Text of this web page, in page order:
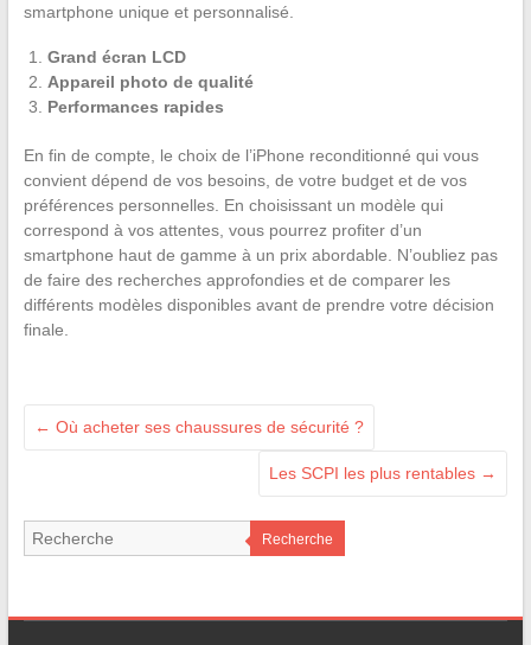
smartphone unique et personnalisé.
Grand écran LCD
Appareil photo de qualité
Performances rapides
En fin de compte, le choix de l’iPhone reconditionné qui vous
convient dépend de vos besoins, de votre budget et de vos
préférences personnelles. En choisissant un modèle qui
correspond à vos attentes, vous pourrez profiter d’un
smartphone haut de gamme à un prix abordable. N’oubliez pas
de faire des recherches approfondies et de comparer les
différents modèles disponibles avant de prendre votre décision
finale.
← Où acheter ses chaussures de sécurité ?
Les SCPI les plus rentables →
Recherche